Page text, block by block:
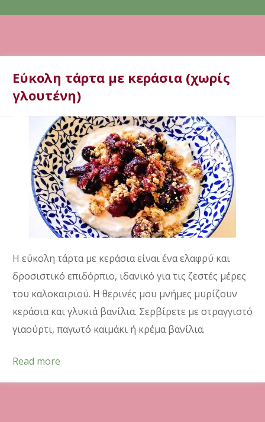
Εύκολη τάρτα με κεράσια (χωρίς
γλουτένη)
Η εύκολη τάρτα με κεράσια είναι ένα ελαφρύ και
δροσιστικό επιδόρπιο, ιδανικό για τις ζεστές μέρες
του καλοκαιριού. Η θερινές μου μνήμες μυρίζουν
κεράσια και γλυκιά βανίλια. Σερβίρετε με στραγγιστό
γιαούρτι, παγωτό καϊμάκι ή κρέμα βανίλια.
Read more